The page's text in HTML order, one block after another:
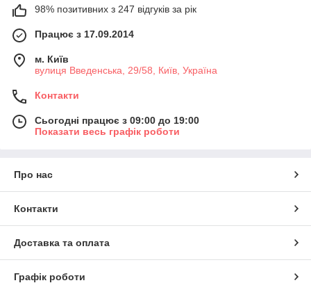
98% позитивних з 247 відгуків за рік
Працює з 17.09.2014
м. Київ
вулиця Введенська, 29/58, Київ, Україна
Контакти
Сьогодні працює з 09:00 до 19:00
Показати весь графік роботи
Про нас
Контакти
Доставка та оплата
Графік роботи